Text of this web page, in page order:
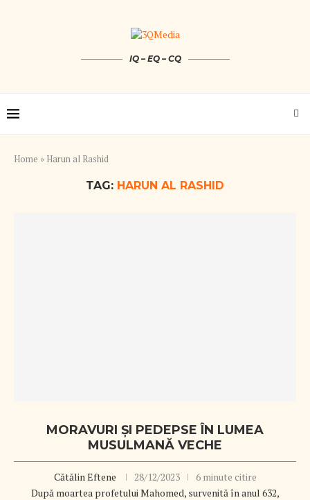
IQ – EQ – CQ
Home » Harun al Rashid
TAG: HARUN AL RASHID
MORAVURI ȘI PEDEPSE ÎN LUMEA
MUSULMANĂ VECHE
Cătălin Eftene 28/12/2023
6 minute citire
După moartea profetului Mahomed, survenită în anul 632,